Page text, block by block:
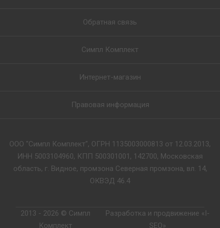
Обратная связь
Симпл Комплект
Интернет-магазин
Правовая информация
ООО "Симпл Комплект", ОГРН 1135003000813 от 12.03.2013,
ИНН 5003104960, КПП 500301001, 142700, Московская
область, г. Видное, промзона Северная промзона, вл. 14,
ОКВЭД 46.4
2013 - 2026 © Симпл
Комплект
Разработка и продвижение «I-
SEO»